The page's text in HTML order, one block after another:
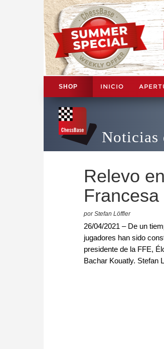
SHOP INICIO
Noticias
Relevo
por Stefan Löffler
26/04/2021 – De un
jugadores han sido
presidente de la FFE,
Bachar Kouatly. Stefan